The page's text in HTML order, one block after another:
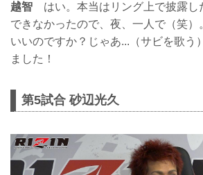
越智 はい。本当はリング上で披露し
できなかったので、夜、一人で（笑）
いいのですか？じゃあ...（サビを歌う
ました！
第5試合 砂辺光久